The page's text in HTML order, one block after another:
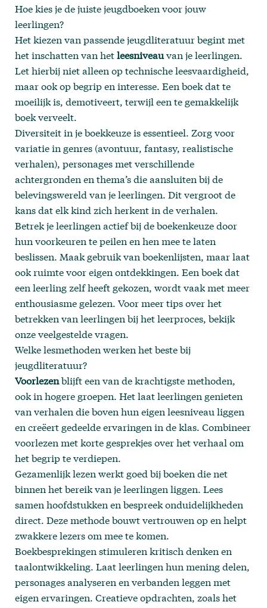
Hoe kies je de juiste jeugdboeken voor jouw
leerlingen?
Het kiezen van passende jeugdliteratuur begint met
het inschatten van hetleesniveauvan je leerlingen.
Let hierbij niet alleen op technische leesvaardigheid,
maar ook op begrip en interesse. Een boek dat te
moeilijk is, demotiveert, terwijl een te gemakkelijk
boek verveelt.
Diversiteit in je boekkeuze is essentieel. Zorg voor
variatie in genres (avontuur, fantasy, realistische
verhalen), personages met verschillende
achtergronden en thema’s die aansluiten bij de
belevingswereld van je leerlingen. Dit vergroot de
kans dat elk kind zich herkent in de verhalen.
Betrek je leerlingen actief bij de boekenkeuze door
hun voorkeuren te peilen en hen mee te laten
beslissen. Maak gebruik van boekenlijsten, maar laat
ook ruimte voor eigen ontdekkingen. Een boek dat
een leerling zelf heeft gekozen, wordt vaak met meer
enthousiasme gelezen. Voor meer tips over het
betrekken van leerlingen bij het leerproces, bekijk
onzeveelgestelde vragen.
Welke lesmethoden werken het beste bij
jeugdliteratuur?
Voorlezenblijft een van de krachtigste methoden,
ook in hogere groepen. Het laat leerlingen genieten
van verhalen die boven hun eigen leesniveau liggen
en creëert gedeelde ervaringen in de klas. Combineer
voorlezen met korte gesprekjes over het verhaal om
het begrip te verdiepen.
Gezamenlijk lezen werkt goed bij boeken die net
binnen het bereik van je leerlingen liggen. Lees
samen hoofdstukken en bespreek onduidelijkheden
direct. Deze methode bouwt vertrouwen op en helpt
zwakkere lezers om mee te komen.
Boekbesprekingen stimuleren kritisch denken en
taalontwikkeling. Laat leerlingen hun mening delen,
personages analyseren en verbanden leggen met
eigen ervaringen. Creatieve opdrachten, zoals het